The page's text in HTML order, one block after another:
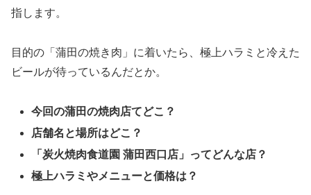
指します。
目的の「蒲田の焼き肉」に着いたら、極上ハラミと冷えた
ビールが待っているんだとか。
今回の蒲田の焼肉店てどこ？
店舗名と場所はどこ？
「炭火焼肉食道園 蒲田西口店」ってどんな店？
極上ハラミやメニューと価格は？